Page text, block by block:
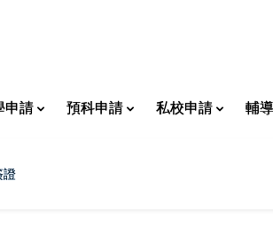
申請 預科申請 私校申請 輔導
證